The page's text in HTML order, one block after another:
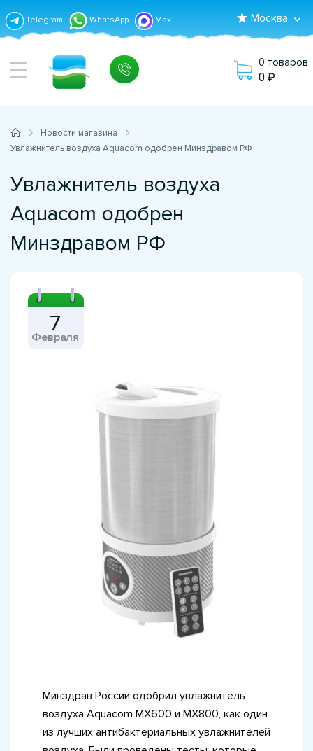
Telegram WhatsApp Max Москва
0 товаров
0
Новости магазина
Увлажнитель воздуха Aquacom одобрен Минздравом РФ
Увлажнитель воздуха
Aquacom одобрен
Минздравом РФ
7
Февраля
Минздрав России одобрил увлажнитель
воздуха Aquacom MX600 и MX800, как один
из лучших антибактериальных увлажнителей